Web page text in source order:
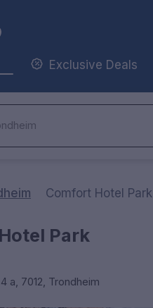
Exclusive Deals
Comfort Hotel Park
Park
a, 7012, Trondheim